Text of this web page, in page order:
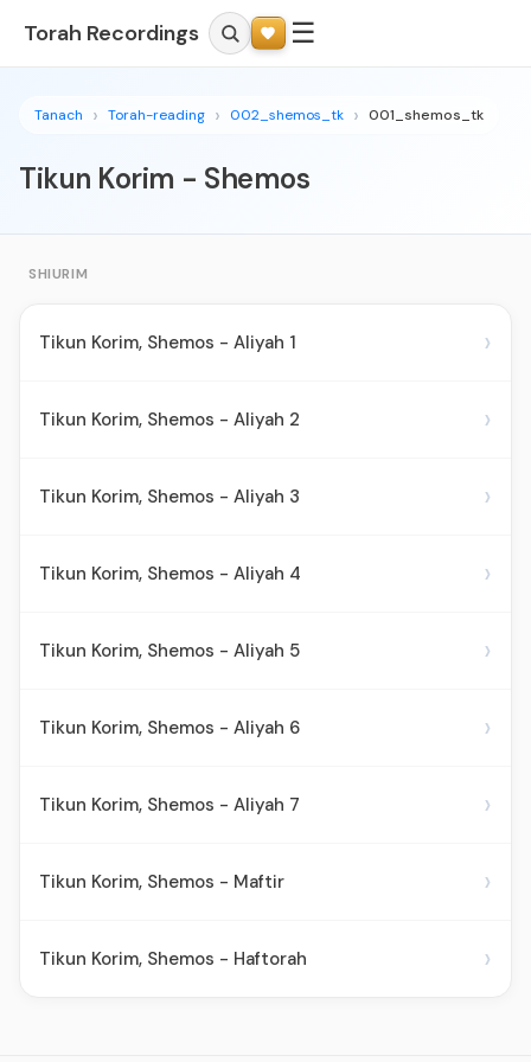
Torah Recordings ☰
Tanach Torah-reading 002_shemos_tk 001_shemos_tk
Tikun Korim - Shemos
SHIURIM
Tikun Korim, Shemos - Aliyah 1 ›
Tikun Korim, Shemos - Aliyah 2 ›
Tikun Korim, Shemos - Aliyah 3 ›
Tikun Korim, Shemos - Aliyah 4 ›
Tikun Korim, Shemos - Aliyah 5 ›
Tikun Korim, Shemos - Aliyah 6 ›
Tikun Korim, Shemos - Aliyah 7 ›
Tikun Korim, Shemos - Maftir ›
Tikun Korim, Shemos - Haftorah ›